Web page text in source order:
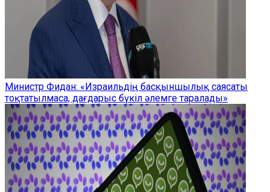
Министр Фидан: «Израильдің басқыншылық саясаты
тоқтатылмаса, дағдарыс бүкіл әлемге таралады»